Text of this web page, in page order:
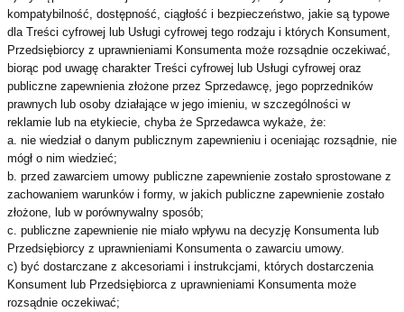
kompatybilność, dostępność, ciągłość i bezpieczeństwo, jakie są typowe
dla Treści cyfrowej lub Usługi cyfrowej tego rodzaju i których Konsument,
Przedsiębiorcy z uprawnieniami Konsumenta może rozsądnie oczekiwać,
biorąc pod uwagę charakter Treści cyfrowej lub Usługi cyfrowej oraz
publiczne zapewnienia złożone przez Sprzedawcę, jego poprzedników
prawnych lub osoby działające w jego imieniu, w szczególności w
reklamie lub na etykiecie, chyba że Sprzedawca wykaże, że:
a. nie wiedział o danym publicznym zapewnieniu i oceniając rozsądnie, nie
mógł o nim wiedzieć;
b. przed zawarciem umowy publiczne zapewnienie zostało sprostowane z
zachowaniem warunków i formy, w jakich publiczne zapewnienie zostało
złożone, lub w porównywalny sposób;
c. publiczne zapewnienie nie miało wpływu na decyzję Konsumenta lub
Przedsiębiorcy z uprawnieniami Konsumenta o zawarciu umowy.
c) być dostarczane z akcesoriami i instrukcjami, których dostarczenia
Konsument lub Przedsiębiorca z uprawnieniami Konsumenta może
rozsądnie oczekiwać;